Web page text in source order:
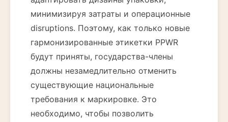
минимизируя затраты и операционные
disruptions. Поэтому, как только новые
гармонизированные этикетки PPWR
будут приняты, государства-члены
должны незамедлительно отменить
существующие национальные
требования к маркировке. Это
необходимо, чтобы позволить